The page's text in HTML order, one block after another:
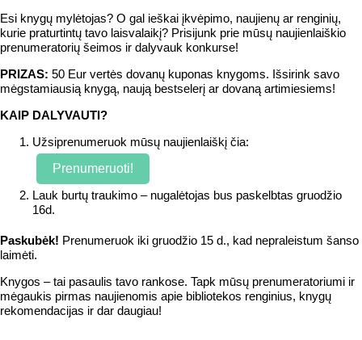
Esi knygų mylėtojas? O gal ieškai įkvėpimo, naujienų ar renginių,
kurie praturtintų tavo laisvalaikį? Prisijunk prie mūsų naujienlaiškio
prenumeratorių šeimos ir dalyvauk konkurse!
PRIZAS: 50 Eur vertės dovanų kuponas knygoms. Išsirink savo
mėgstamiausią knygą, naują bestselerį ar dovaną artimiesiems!
KAIP DALYVAUTI?
Užsiprenumeruok mūsų naujienlaiškį čia:
Prenumeruoti!
Lauk burtų traukimo – nugalėtojas bus paskelbtas gruodžio
16d.
Paskubėk! Prenumeruok iki gruodžio 15 d., kad nepraleistum šanso
laimėti.
Knygos – tai pasaulis tavo rankose. Tapk mūsų prenumeratoriumi ir
mėgaukis pirmas naujienomis apie bibliotekos renginius, knygų
rekomendacijas ir dar daugiau!